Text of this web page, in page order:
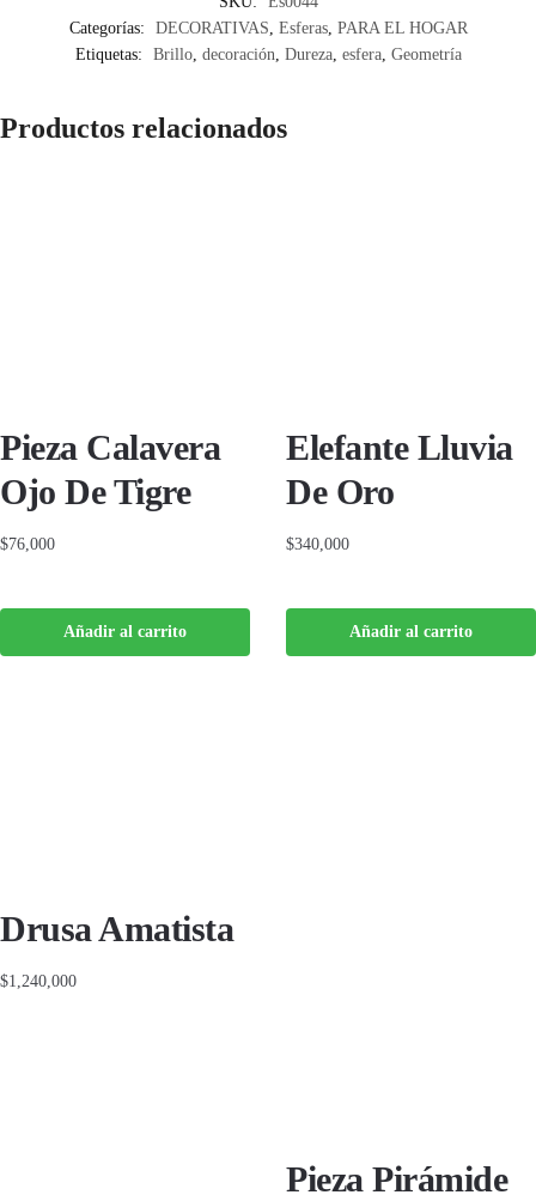
Categorías:
DECORATIVAS, Esferas, PARA EL HOGAR
Etiquetas:
Brillo, decoración, Dureza, esfera, Geometría
Productos relacionados
Añadir al carrito
Pieza Calavera
Ojo De Tigre
$76,000
Añadir al carrito
Elefante Lluvia
De Oro
$340,000
Drusa Amatista
$1,240,000
Pieza Pirámide